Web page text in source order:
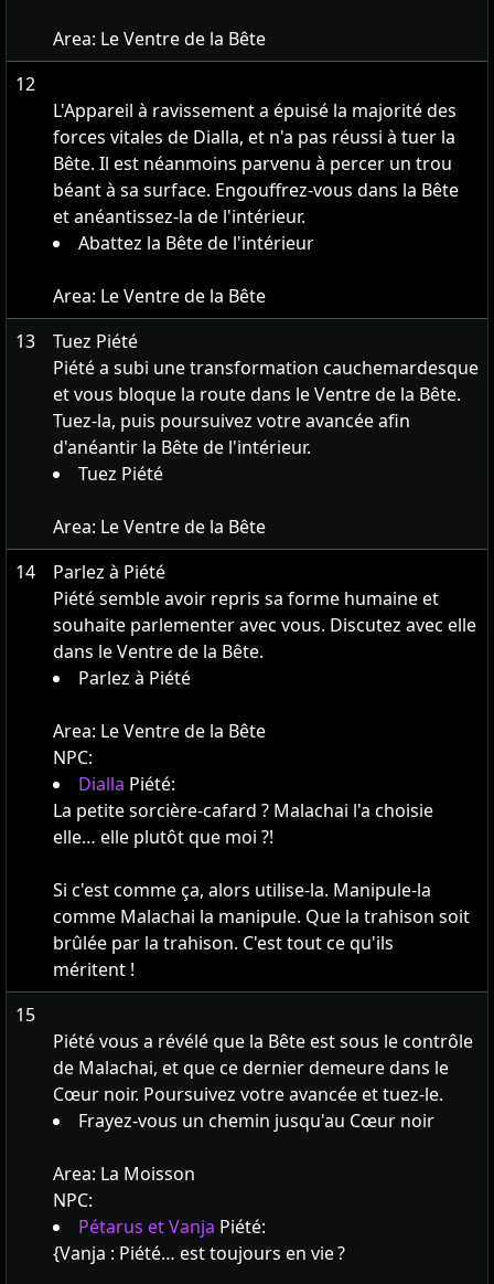
Area: Le Ventre de la Bête
12
L'Appareil à ravissement a épuisé la majorité des
forces vitales de Dialla, et n'a pas réussi à tuer la
Bête. Il est néanmoins parvenu à percer un trou
béant à sa surface. Engouffrez-vous dans la Bête
et anéantissez-la de l'intérieur.
Abattez la Bête de l'intérieur
Area: Le Ventre de la Bête
13
Tuez Piété
Piété a subi une transformation cauchemardesque
et vous bloque la route dans le Ventre de la Bête.
Tuez-la, puis poursuivez votre avancée afin
d'anéantir la Bête de l'intérieur.
Tuez Piété
Area: Le Ventre de la Bête
14
Parlez à Piété
Piété semble avoir repris sa forme humaine et
souhaite parlementer avec vous. Discutez avec elle
dans le Ventre de la Bête.
Parlez à Piété
Area: Le Ventre de la Bête
NPC:
Dialla Piété:
La petite sorcière-cafard ? Malachai l'a choisie
elle… elle plutôt que moi ?!
Si c'est comme ça, alors utilise-la. Manipule-la
comme Malachai la manipule. Que la trahison soit
brûlée par la trahison. C'est tout ce qu'ils
méritent !
15
Piété vous a révélé que la Bête est sous le contrôle
de Malachai, et que ce dernier demeure dans le
Cœur noir. Poursuivez votre avancée et tuez-le.
Frayez-vous un chemin jusqu'au Cœur noir
Area: La Moisson
NPC:
Pétarus et Vanja Piété:
{Vanja : Piété… est toujours en vie ?